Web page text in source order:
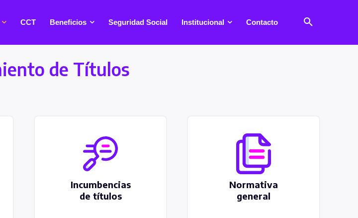
CCT Beneficios Seguridad Social Institucional Contacto
de Títulos
Incumbencias
de títulos
Normativa
general